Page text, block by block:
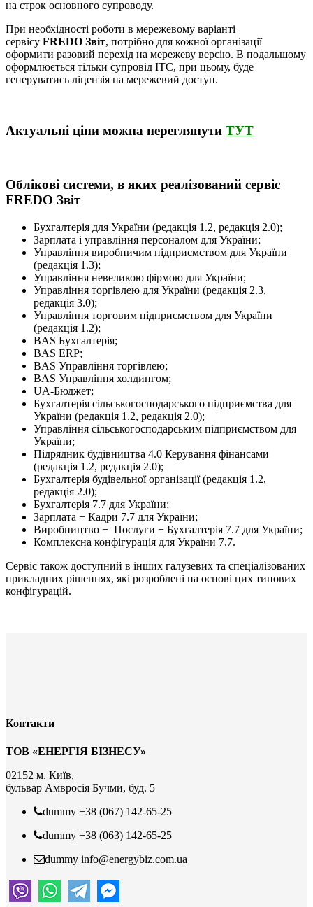
на строк основного супроводу.
При необхідності роботи в мережевому варіанті
сервісу FREDO Звіт, потрібно для кожної організації
оформити разовий перехід на мережеву версію. В подальшому
оформлюється тільки супровід ІТС, при цьому, буде
генеруватись ліцензія на мережевий доступ.
Актуальні ціни можна переглянути ТУТ
Облікові системи, в яких реалізований сервіс
FREDO Звіт
Бухгалтерія для України (редакція 1.2, редакція 2.0);
Зарплата і управління персоналом для України;
Управління виробничим підприємством для України
(редакція 1.3);
Управління невеликою фірмою для України;
Управління торгівлею для України (редакція 2.3,
редакція 3.0);
Управління торговим підприємством для України
(редакція 1.2);
BAS Бухгалтерія;
BAS ERP;
BAS Управління торгівлею;
BAS Управління холдингом;
UA-Бюджет;
Бухгалтерія сільськогосподарського підприємства для
України (редакція 1.2, редакція 2.0);
Управління сільськогосподарським підприємством для
України;
Підрядник будівництва 4.0 Керування фінансами
(редакція 1.2, редакція 2.0);
Бухгалтерія будівельної організації (редакція 1.2,
редакція 2.0);
Бухгалтерія 7.7 для України;
Зарплата + Кадри 7.7 для України;
Виробництво + Послуги + Бухгалтерія 7.7 для України;
Комплексна конфігурація для України 7.7.
Сервіс також доступний в інших галузевих та спеціалізованих
прикладних рішеннях, які розроблені на основі цих типових
конфігурацій.
Контакти
ТОВ «ЕНЕРГІЯ БІЗНЕСУ»
02152 м. Київ,
бульвар Амвросія Бучми, буд. 5
dummy +38 (067) 142-65-25
dummy +38 (063) 142-65-25
dummy info@energybiz.com.ua